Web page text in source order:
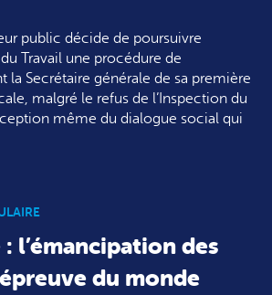
public décide de poursuivre
Travail une procédure de
la Secrétaire générale de sa première
malgré le refus de l’Inspection du
même du dialogue social qui
l’émancipation des
du monde